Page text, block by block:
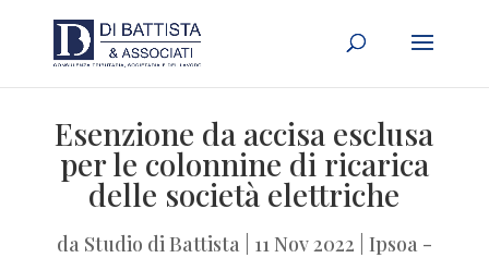
Esenzione da accisa esclusa
per le colonnine di ricarica
delle società elettriche
da Studio di Battista 11 Nov 2022 Ipsoa -